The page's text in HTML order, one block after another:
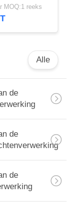
H -
MOQ:1 reeks
Alle
de
de
de